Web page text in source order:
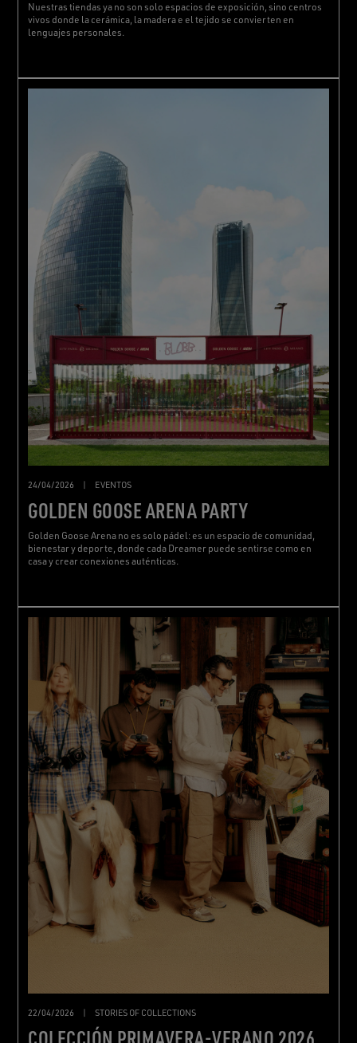
Nuestras tiendas ya no son solo espacios de exposición, sino centros
vivos donde la cerámica, la madera e el tejido se convierten en
lenguajes personales.
24/04/2026 | EVENTOS
GOLDEN GOOSE ARENA PARTY
Golden Goose Arena no es solo pádel: es un espacio de comunidad,
bienestar y deporte, donde cada Dreamer puede sentirse como en
casa y crear conexiones auténticas.
22/04/2026 STORIES OF COLLECTIONS